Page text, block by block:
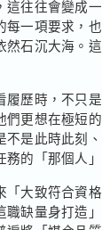
這往往會變成
每一項要求，
然石沉大海。
履歷時，不只
們更想在極短
不是此時此刻
務的「那個人」
大致符合資
職缺量身打造